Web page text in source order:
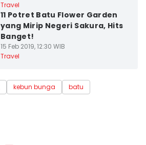
Travel
11 Potret Batu Flower Garden
yang Mirip Negeri Sakura, Hits
Banget!
15 Feb 2019, 12:30 WIB
Travel
kebun bunga
batu